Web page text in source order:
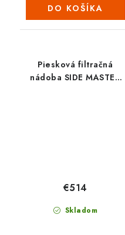
DO KOŠÍKA
Piesková filtračná
nádoba SIDE MASTER
Skladom
€514